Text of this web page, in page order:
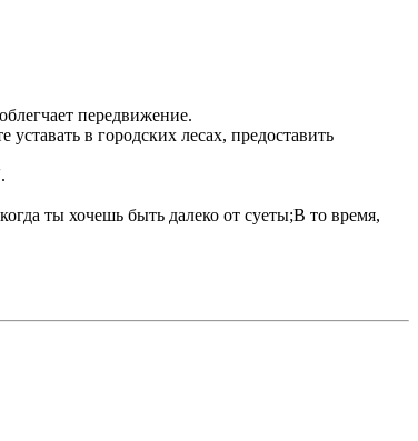
передвижение.
в городских лесах, предоставить
ты хочешь быть далеко от суеты;В то время,